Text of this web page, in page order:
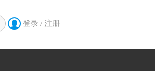
 登录 / 注册